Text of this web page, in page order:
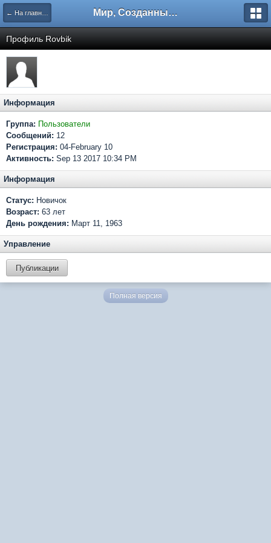
← На главную Мир, Созданный Мастером.
Профиль Rovbik
Информация
Группа: Пользователи
Сообщений: 12
Регистрация: 04-February 10
Активность: Sep 13 2017 10:34 PM
Информация
Статус: Новичок
Возраст: 63 лет
День рождения: Март 11, 1963
Управление
Публикации
Полная версия